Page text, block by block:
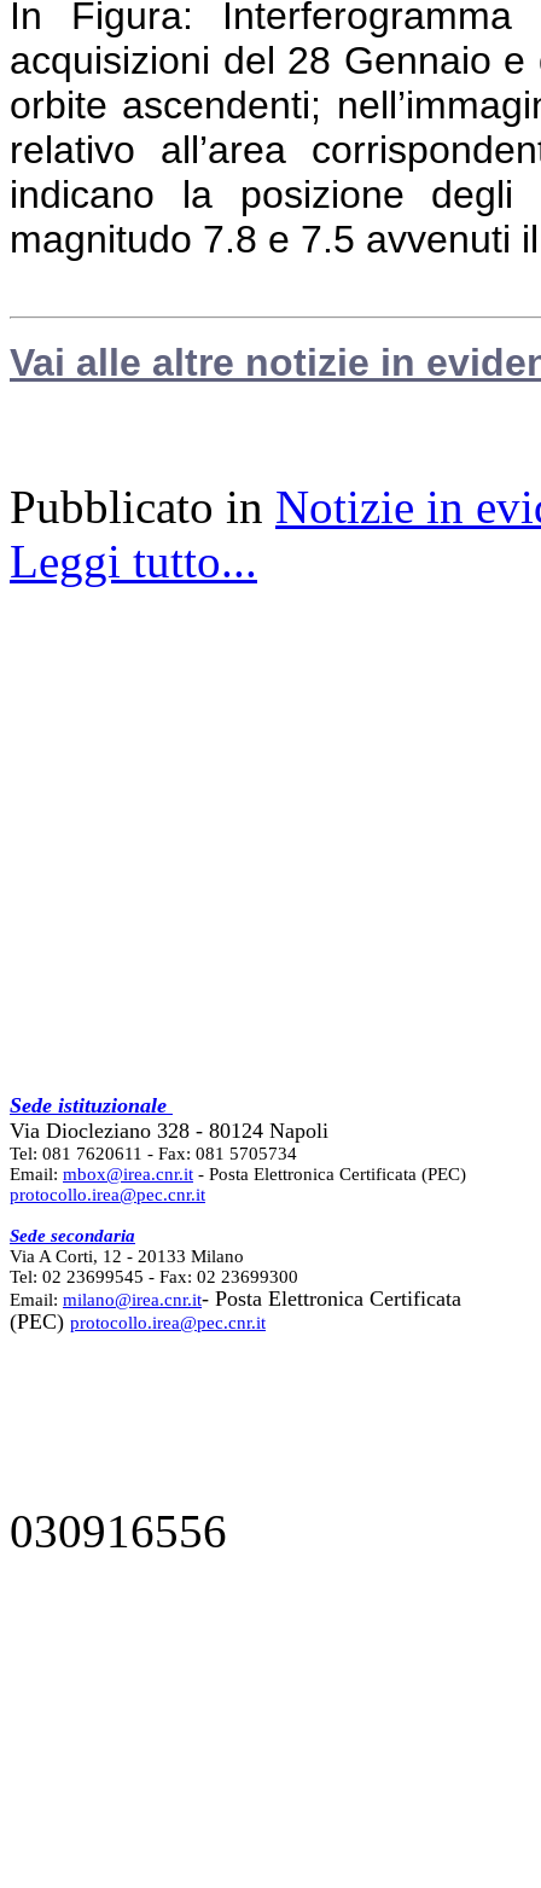
In Figura:
acquisizioni del 28 Gennaio
orbite ascendenti;
relativo all’area
indicano la posizione
magnitudo 7.8 e 7.5 avvenuti
Vai alle altre notizie in
Pubblicato in Notizie in
Leggi tutto...
Sede istituzionale
Via Diocleziano 328 - 80124 Napoli
Tel: 081 7620611 - Fax: 081 5705734
Email: mbox@irea.cnr.it - Posta Elettronica Certificata (PEC)
protocollo.irea@pec.cnr.it
Sede secondaria
Via A Corti, 12 - 20133 Milano
Tel: 02 23699545 - Fax: 02 23699300
Email: milano@irea.cnr.it- Posta Elettronica Certificata
(PEC) protocollo.irea@pec.cnr.it
030916556